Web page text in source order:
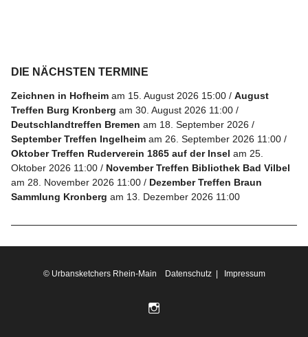
DIE NÄCHSTEN TERMINE
Zeichnen in Hofheim am 15. August 2026 15:00
August
Treffen Burg Kronberg am 30. August 2026 11:00
Deutschlandtreffen Bremen am 18. September 2026
September Treffen Ingelheim am 26. September 2026 11:00
Oktober Treffen Ruderverein 1865 auf der Insel am 25.
Oktober 2026 11:00
November Treffen Bibliothek Bad Vilbel
am 28. November 2026 11:00
Dezember Treffen Braun
Sammlung Kronberg am 13. Dezember 2026 11:00
© Urbansketchers Rhein-Main Datenschutz| Impressum